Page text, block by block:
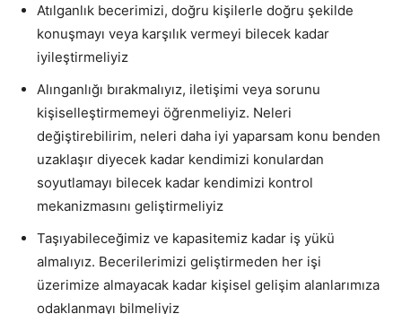
Atılganlık becerimizi, doğru kişilerle doğru şekilde
konuşmayı veya karşılık vermeyi bilecek kadar
iyileştirmeliyiz
Alınganlığı bırakmalıyız, iletişimi veya sorunu
kişiselleştirmemeyi öğrenmeliyiz. Neleri
değiştirebilirim, neleri daha iyi yaparsam konu benden
uzaklaşır diyecek kadar kendimizi konulardan
soyutlamayı bilecek kadar kendimizi kontrol
mekanizmasını geliştirmeliyiz
Taşıyabileceğimiz ve kapasitemiz kadar iş yükü
almalıyız. Becerilerimizi geliştirmeden her işi
üzerimize almayacak kadar kişisel gelişim alanlarımıza
odaklanmayı bilmeliyiz